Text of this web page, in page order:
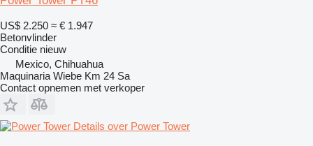
US$ 2.250 ≈ € 1.947
Betonvlinder
Conditie nieuw
Mexico, Chihuahua
Maquinaria Wiebe Km 24 Sa
Contact opnemen met verkoper
Details over Power Tower